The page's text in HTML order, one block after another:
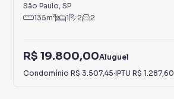
São Paulo, SP
135m² 1 2 2
R$ 19.800,00Aluguel
Condomínio R$ 3.507,45·IPTU R$ 1.287,60